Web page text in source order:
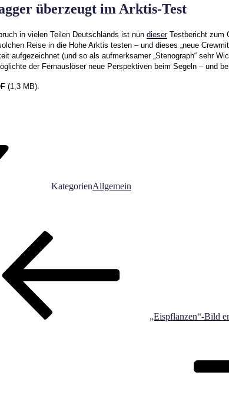
überzeugt im Arktis-Test
in vielen Teilen Deutschlands ist nun dieserTestbericht zum
Reise in die Hohe Arktis testen – und dieses „neue
aufgezeichnet (und so als aufmerksamer „Stenograph“ sehr
der Fernauslöser neue Perspektiven beim Segeln – und
(1,3 MB).
KategorienAllgemein
„Eispflanzen“-Bild